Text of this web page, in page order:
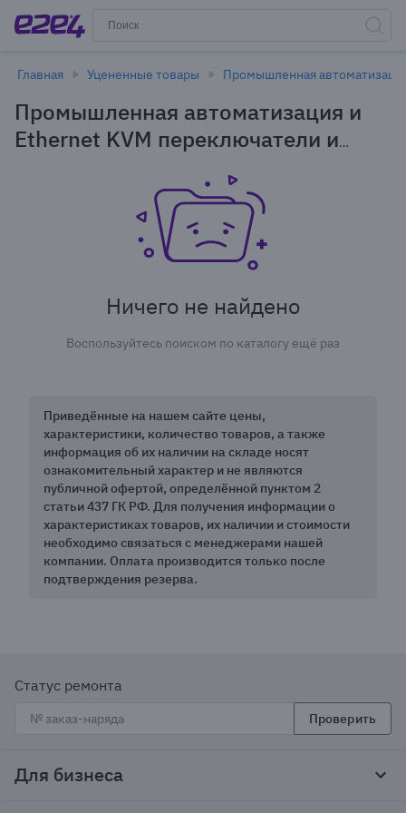
Главная Уцененные товары Промышленная
Промышленная автоматизация и
Ethernet KVM переключатели и
Новосибирске - уцененные товары
Ничего не найдено
Воспользуйтесь поиском по каталогу ещё раз
Приведённые на нашем сайте цены,
характеристики, количество товаров, а также
информация об их наличии на складе носят
ознакомительный характер и не являются
публичной офертой, определённой пунктом 2
статьи 437 ГК РФ. Для получения информации о
характеристиках товаров, их наличии и стоимости
необходимо связаться с менеджерами нашей
компании. Оплата производится только после
подтверждения резерва.
Статус ремонта
Проверить
Для бизнеса